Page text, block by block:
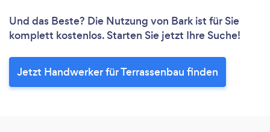
Und das Beste? Die Nutzung von Bark ist für Sie
komplett kostenlos. Starten Sie jetzt Ihre Suche!
Jetzt Handwerker für Terrassenbau finden